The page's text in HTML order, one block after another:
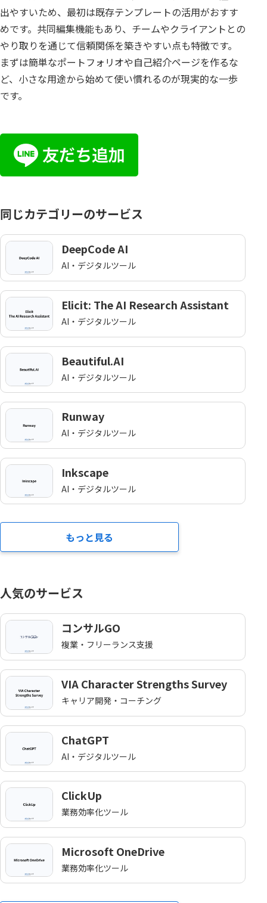
出やすいため、最初は既存テンプレートの活用がおすす
めです。共同編集機能もあり、チームやクライアントとの
やり取りを通じて信頼関係を築きやすい点も特徴です。
まずは簡単なポートフォリオや自己紹介ページを作るな
ど、小さな用途から始めて使い慣れるのが現実的な一歩
です。
同じカテゴリーのサービス
DeepCode AI
AI・デジタルツール
Elicit: The AI Research Assistant
AI・デジタルツール
Beautiful.AI
AI・デジタルツール
Runway
AI・デジタルツール
Inkscape
AI・デジタルツール
もっと見る
人気のサービス
コンサルGO
複業・フリーランス支援
VIA Character Strengths Survey
キャリア開発・コーチング
ChatGPT
AI・デジタルツール
ClickUp
業務効率化ツール
Microsoft OneDrive
業務効率化ツール